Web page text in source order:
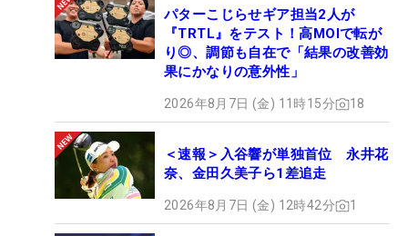
パターこじらせギア担当2人が
『TRTL』をテスト！高MOIで転が
り◎、調節も自在で「結果の改善効
果にかなりの意外性」
2026年8月7日 (金) 11時15分 18
＜速報＞入谷響が単独首位 永井花
奈、金田久美子ら1差追走
2026年8月7日 (金) 12時42分 1